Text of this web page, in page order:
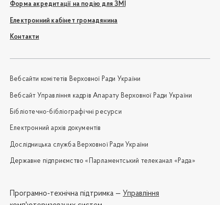
Форма акредитації на подію для ЗМІ
Електронний кабінет громадянина
Контакти
Вебсайти комітетів Верховної Ради України
Вебсайт Управління кадрів Апарату Верховної Ради України
Бібліотечно-бібліографічні ресурси
Електронний архів документів
Дослідницька служба Верховної Ради України
Державне підприємство «Парламентський телеканал «Рада»
Програмно-технічна підтримка — Управління